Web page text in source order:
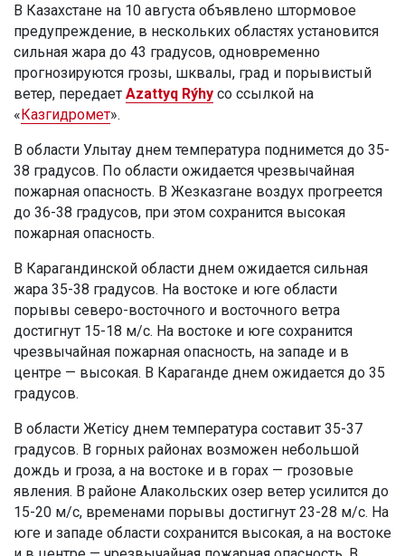
В Казахстане на 10 августа объявлено штормовое
предупреждение, в нескольких областях установится
сильная жара до 43 градусов, одновременно
прогнозируются грозы, шквалы, град и порывистый
ветер, передает Azattyq Rýhy со ссылкой на
«Казгидромет».
В области Улытау днем температура поднимется до 35-
38 градусов. По области ожидается чрезвычайная
пожарная опасность. В Жезказгане воздух прогреется
до 36-38 градусов, при этом сохранится высокая
пожарная опасность.
В Карагандинской области днем ожидается сильная
жара 35-38 градусов. На востоке и юге области
порывы северо-восточного и восточного ветра
достигнут 15-18 м/с. На востоке и юге сохранится
чрезвычайная пожарная опасность, на западе и в
центре — высокая. В Караганде днем ожидается до 35
градусов.
В области Жетісу днем температура составит 35-37
градусов. В горных районах возможен небольшой
дождь и гроза, а на востоке и в горах — грозовые
явления. В районе Алакольских озер ветер усилится до
15-20 м/с, временами порывы достигнут 23-28 м/с. На
юге и западе области сохранится высокая, а на востоке